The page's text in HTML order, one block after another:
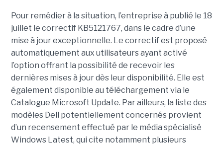
Pour remédier à la situation, l’entreprise à publié le 18
juillet le correctif KB5121767, dans le cadre d’une
mise à jour exceptionnelle. Le correctif est proposé
automatiquement aux utilisateurs ayant activé
l’option offrant la possibilité de recevoir les
dernières mises à jour dès leur disponibilité. Elle est
également disponible au téléchargement via le
Catalogue Microsoft Update. Par ailleurs, la liste des
modèles Dell potentiellement concernés provient
d’un recensement effectué par le média spécialisé
Windows Latest, qui cite notamment plusieurs